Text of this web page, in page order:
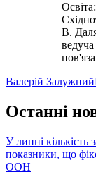
В.
Валерій Залужний
Останні
У липні кількість
показники, що
ООН